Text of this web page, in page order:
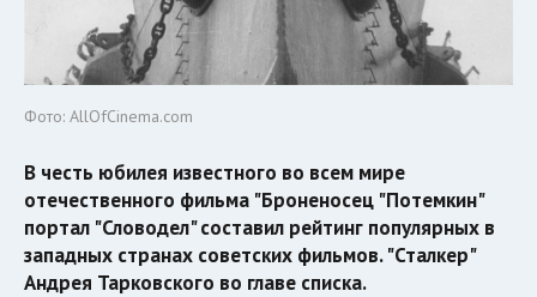
Фото: AllOfCinema.com
В честь юбилея известного во всем мире
отечественного фильма "Броненосец "Потемкин"
портал "Словодел" составил рейтинг популярных в
западных странах советских фильмов. "Сталкер"
Андрея Тарковского во главе списка.